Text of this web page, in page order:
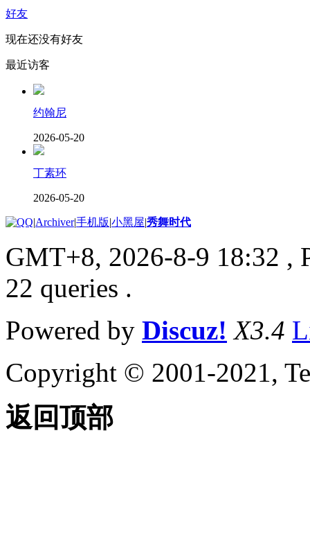
好友
现在还没有好友
最近访客
约翰尼
2026-05-20
丁素环
2026-05-20
|Archiver|手机版|小黑屋|秀舞时代
GMT+8, 2026-8-9 18:32 ,
22 queries .
Powered by Discuz! X3.4
Copyright © 2001-2021,
返回顶部